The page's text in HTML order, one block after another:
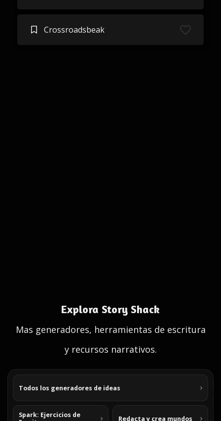
Crossroadsbeak
Explora Story Shack
Mas generadores, herramientas de escritura
y recursos narrativos.
Todos los generadores de ideas
Spark: Ejercicios de
Redacta y crea mundos